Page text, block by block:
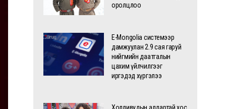
оролцлоо
E-Mongolia системээр
дамжуулан 2.9 сая гаруй
нийгмийн даатгалын
цахим үйлчилгээг
иргэдэд хүргэлээ
Холливудын алдартай хос